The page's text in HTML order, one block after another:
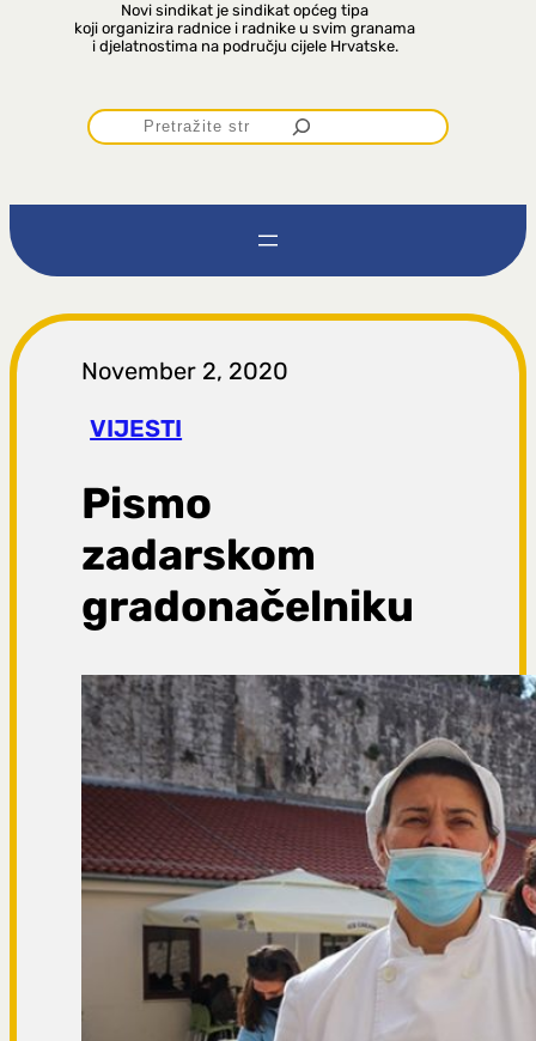
Novi sindikat je sindikat općeg tipa
koji organizira radnice i radnike u svim granama
i djelatnostima na području cijele Hrvatske.
P
r
t
r
a
g
a
November 2, 2020
VIJESTI
Pismo
zadarskom
gradonačelniku